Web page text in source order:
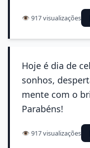
👁️ 917 visualizações
Hoje é dia de
sonhos,
mente com o
Parabéns!
👁️ 917 visualizações